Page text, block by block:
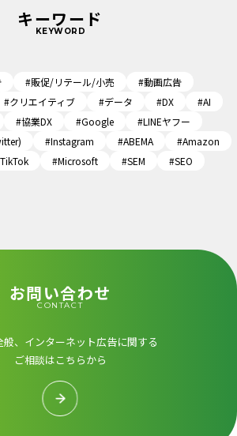
キーワード
KEYWORD
#販促/リテール/小売
#動画広告
#クリエイティブ #データ #DX
#AI
#協業DX #Google
#LINEヤフー
#Instagram #ABEMA
#Amazon
#Microsoft #SEM #SEO
お問い合わせ
CONTACT
般、インターネット広告に関する
ご相談はこちらから